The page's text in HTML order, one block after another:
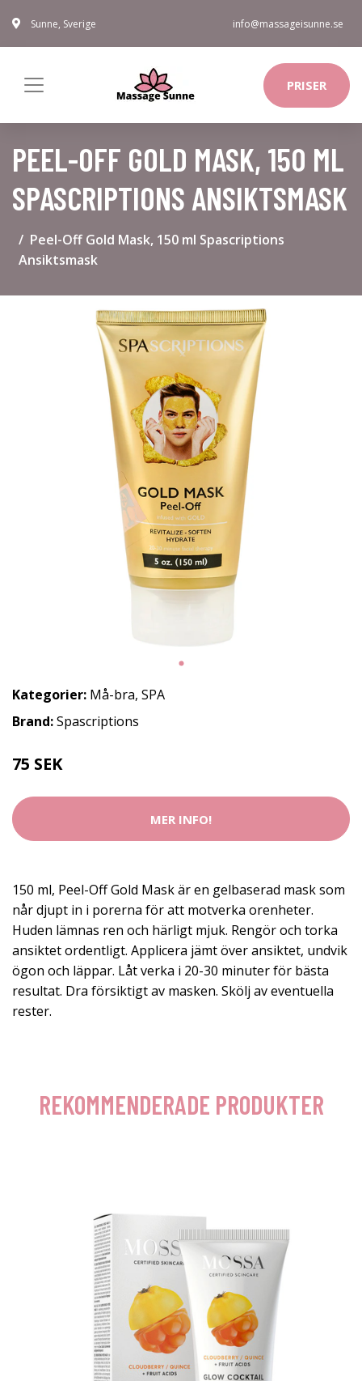
Sunne, Sverige info@massageisunne.se
PRISER
PEEL-OFF GOLD MASK, 150 ML
SPASCRIPTIONS ANSIKTSMASK
Peel-Off Gold Mask, 150 ml Spascriptions
Ansiktsmask
Kategorier: Må-bra, SPA
Brand:Spascriptions
75 SEK
MER INFO!
150 ml, Peel-Off Gold Mask är en gelbaserad mask som
når djupt in i porerna för att motverka orenheter.
Huden lämnas ren och härligt mjuk. Rengör och torka
ansiktet ordentligt. Applicera jämt över ansiktet, undvik
ögon och läppar. Låt verka i 20-30 minuter för bästa
resultat. Dra försiktigt av masken. Skölj av eventuella
rester.
REKOMMENDERADE PRODUKTER